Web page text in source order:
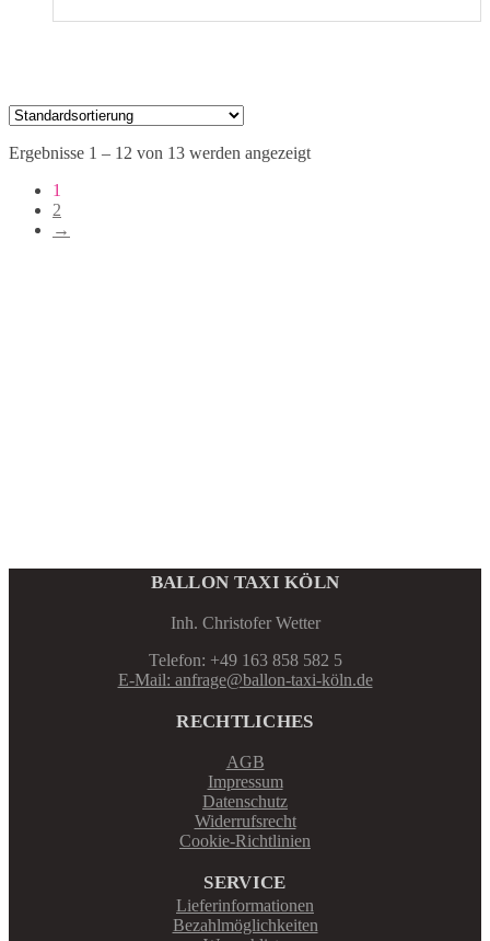
Ergebnisse 1 – 12 von 13 werden angezeigt
1
2
→
BALLON TAXI KÖLN
Inh. Christofer Wetter
Telefon: +49 163 858 582 5
E-Mail: anfrage@ballon-taxi-köln.de
RECHTLICHES
AGB
Impressum
Datenschutz
Widerrufsrecht
Cookie-Richtlinien
SERVICE
Lieferinformationen
Bezahlmöglichkeiten